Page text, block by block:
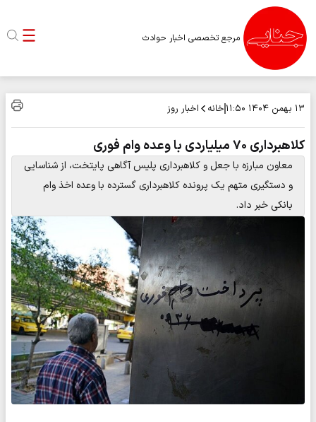
مرجع تخصصی اخبار حوادث
۱۳ بهمن ۱۴۰۴ ۱۱:۵۰ خانه اخبار روز
کلاهبرداری ۷۰ میلیاردی با وعده وام فوری
معاون مبارزه با جعل و کلاهبرداری پلیس آگاهی پایتخت، از شناسایی
و دستگیری متهم یک پرونده کلاهبرداری گسترده با وعده اخذ وام
بانکی خبر داد.